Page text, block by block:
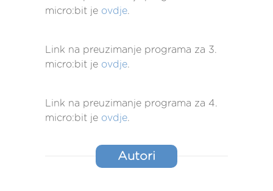
alarm, tj. melodija (u primjeru je
melodija chase) koja će se ponavljati
micro:bit je ovdje.
Link na preuzimanje programa za 3.
micro:bit je ovdje.
Link na preuzimanje programa za 4.
micro:bit je ovdje.
Autori